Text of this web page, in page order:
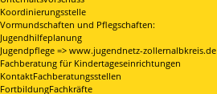
Koordinierungsstelle
Vormundschaften und Pflegschaften:
Jugendhilfeplanung
Jugendpflege => www.jugendnetz-zollernalbkreis.de
Fachberatung für Kindertageseinrichtungen
KontaktFachberatungsstellen
FortbildungFachkräfte